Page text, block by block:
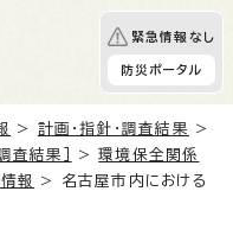
緊急情報なし
防災ポータル
> 計画・指針・調査結果
>
査結果］
>環境保全関係
報
> 名古屋市内における